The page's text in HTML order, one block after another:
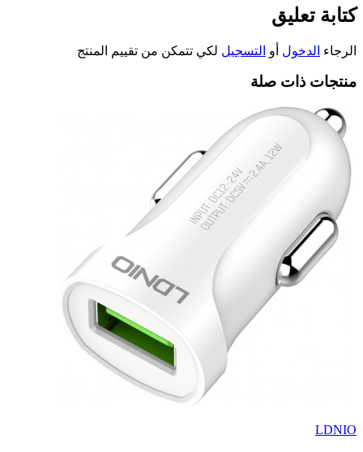
كتابة تعليق
الرجاء الدخول أو التسجيل لكي تتمكن من تقييم المنتج
منتجات ذات صلة
LDNIO